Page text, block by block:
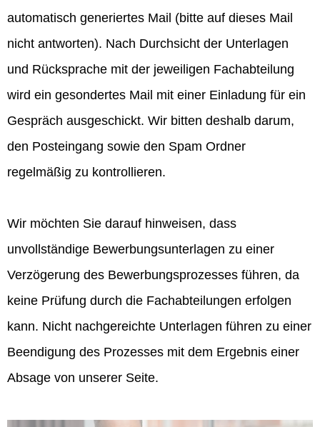
automatisch generiertes Mail (bitte auf dieses Mail
nicht antworten). Nach Durchsicht der Unterlagen
und Rücksprache mit der jeweiligen Fachabteilung
wird ein gesondertes Mail mit einer Einladung für ein
Gespräch ausgeschickt. Wir bitten deshalb darum,
den Posteingang sowie den Spam Ordner
regelmäßig zu kontrollieren.
Wir möchten Sie darauf hinweisen, dass
unvollständige Bewerbungsunterlagen zu einer
Verzögerung des Bewerbungsprozesses führen, da
keine Prüfung durch die Fachabteilungen erfolgen
kann. Nicht nachgereichte Unterlagen führen zu einer
Beendigung des Prozesses mit dem Ergebnis einer
Absage von unserer Seite.